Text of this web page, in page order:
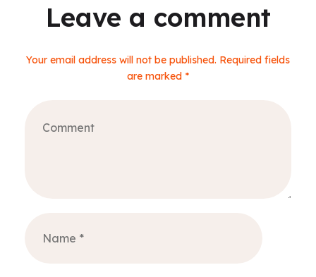
Leave a comment
Your email address will not be published. Required fields
are marked *